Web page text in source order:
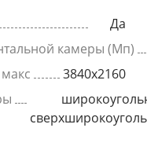
Да
камеры (Мп)
3840x2160